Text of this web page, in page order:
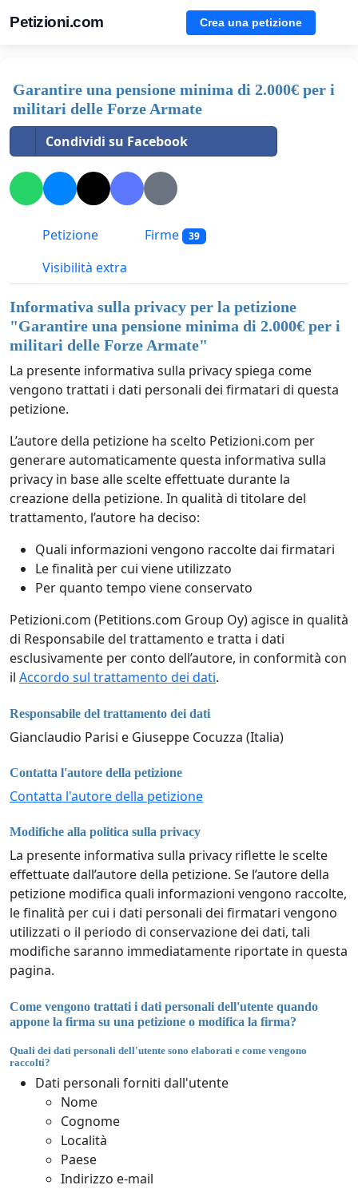
Petizioni.com Crea una petizione
Garantire una pensione minima di 2.000€ per i
militari delle Forze Armate
Condividi su Facebook
Petizione Firme 39
Visibilità extra
Informativa sulla privacy per la petizione
"Garantire una pensione minima di 2.000€ per i
militari delle Forze Armate"
La presente informativa sulla privacy spiega come
vengono trattati i dati personali dei firmatari di questa
petizione.
L’autore della petizione ha scelto Petizioni.com per
generare automaticamente questa informativa sulla
privacy in base alle scelte effettuate durante la
creazione della petizione. In qualità di titolare del
trattamento, l’autore ha deciso:
Quali informazioni vengono raccolte dai firmatari
Le finalità per cui viene utilizzato
Per quanto tempo viene conservato
Petizioni.com (Petitions.com Group Oy) agisce in qualità
di Responsabile del trattamento e tratta i dati
esclusivamente per conto dell’autore, in conformità con
il Accordo sul trattamento dei dati.
Responsabile del trattamento dei dati
Gianclaudio Parisi e Giuseppe Cocuzza (Italia)
Contatta l'autore della petizione
Contatta l'autore della petizione
Modifiche alla politica sulla privacy
La presente informativa sulla privacy riflette le scelte
effettuate dall’autore della petizione. Se l’autore della
petizione modifica quali informazioni vengono raccolte,
le finalità per cui i dati personali dei firmatari vengono
utilizzati o il periodo di conservazione dei dati, tali
modifiche saranno immediatamente riportate in questa
pagina.
Come vengono trattati i dati personali dell'utente quando
appone la firma su una petizione o modifica la firma?
Quali dei dati personali dell'utente sono elaborati e come vengono
raccolti?
Dati personali forniti dall'utente
Nome
Cognome
Località
Paese
Indirizzo e-mail